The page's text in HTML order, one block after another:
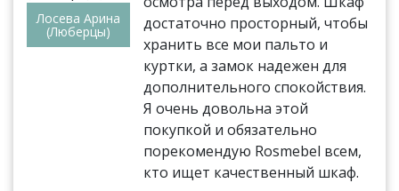
Лосева Арина
(Люберцы)
достаточно просторный, чтобы
хранить все мои пальто и
куртки, а замок надежен для
дополнительного спокойствия.
Я очень довольна этой
покупкой и обязательно
порекомендую Rosmebel всем,
кто ищет качественный шкаф.